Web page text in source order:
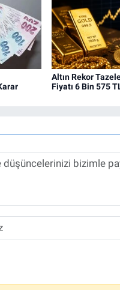
Altın Rekor
Fiyatı 6 Bin 575